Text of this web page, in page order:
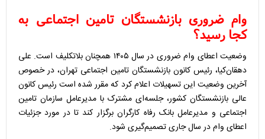
وام ضروری بازنشستگان تامین اجتماعی به
کجا رسید؟
وضعیت اعطای وام ضروری در سال ۱۴۰۵ همچنان بلاتکلیف است. علی
دهقان‌کیا، رئیس کانون بازنشستگان تامین اجتماعی تهران، در خصوص
آخرین وضعیت این تسهیلات اعلام کرد که مقرر شده است رئیس کانون
عالی بازنشستگان کشور، جلسه‌ای مشترک با مدیرعامل سازمان تامین
اجتماعی و مدیرعامل بانک رفاه کارگران برگزار کند تا در مورد جزئیات
اعطای وام در سال جاری تصمیم‌گیری شود.